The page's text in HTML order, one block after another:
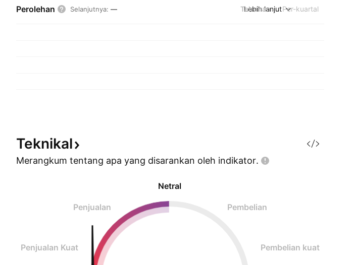
Perolehan Selanjutnya: — Tahunan Per-kuartal
Lebih lanjut
Teknikal
Merangkum tentang apa yang disarankan oleh indikator.
Netral
Penjualan Pembelian
Penjualan Kuat Pembelian kuat